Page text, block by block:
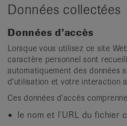
Données collectées
Données d’accès
Lorsque vous utilisez ce site
caractère personnel sont
automatiquement des données
d’utilisation et votre interaction
Ces données d’accès
le nom et l’URL du fichier